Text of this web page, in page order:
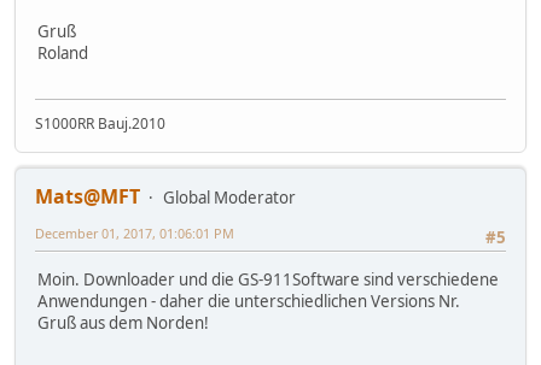
Gruß
Roland
S1000RR Bauj.2010
Mats@MFT
Global Moderator
#5
December 01, 2017, 01:06:01 PM
Moin. Downloader und die GS-911Software sind verschiedene
Anwendungen - daher die unterschiedlichen Versions Nr.
Gruß aus dem Norden!